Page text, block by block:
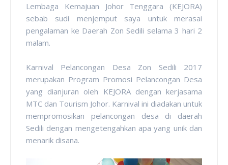
Lembaga Kemajuan Johor Tenggara (KEJORA)
sebab sudi menjemput saya untuk merasai
pengalaman ke Daerah Zon Sedili selama 3 hari 2
malam.
Karnival Pelancongan Desa Zon Sedili 2017
merupakan Program Promosi Pelancongan Desa
yang dianjuran oleh KEJORA dengan kerjasama
MTC dan Tourism Johor. Karnival ini diadakan untuk
mempromosikan pelancongan desa di daerah
Sedili dengan mengetengahkan apa yang unik dan
menarik disana.